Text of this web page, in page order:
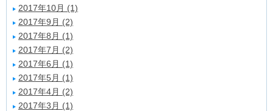
2017年10月 (1)
2017年9月 (2)
2017年8月 (1)
2017年7月 (2)
2017年6月 (1)
2017年5月 (1)
2017年4月 (2)
2017年3月 (1)